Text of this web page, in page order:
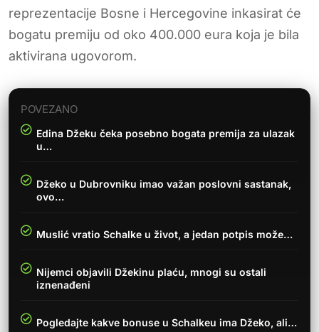
reprezentacije Bosne i Hercegovine inkasirat će
bogatu premiju od oko 400.000 eura koja je bila
aktivirana ugovorom.
POVEZANO
Edina Džeku čeka posebno bogata premija za ulazak
u…
Džeko u Dubrovniku imao važan poslovni sastanak,
ovo…
Muslić vratio Schalke u život, a jedan potpis može…
Nijemci objavili Džekinu plaću, mnogi su ostali
iznenađeni
Pogledajte kakve bonuse u Schalkeu ima Džeko, ali…